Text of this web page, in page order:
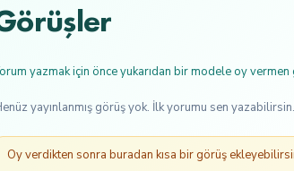
yazmak için önce yukarıdan bir modele oy
yayınlanmış görüş yok. İlk yorumu sen yazabilirsin.
Oy verdikten sonra buradan kısa bir görüş